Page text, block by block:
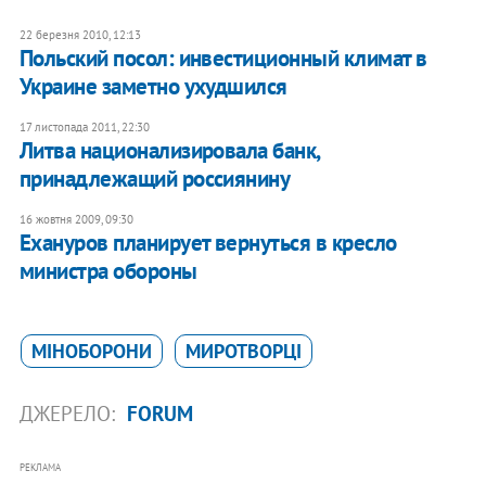
22 березня 2010, 12:13
Польский посол: инвестиционный климат в
Украине заметно ухудшился
17 листопада 2011, 22:30
Литва национализировала банк,
принадлежащий россиянину
16 жовтня 2009, 09:30
Ехануров планирует вернуться в кресло
министра обороны
МІНОБОРОНИ МИРОТВОРЦІ
ДЖЕРЕЛО: FORUM
РЕКЛАМА